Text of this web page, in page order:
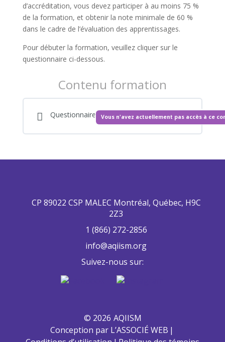
d’accréditation, vous devez participer à au moins 75 %
de la formation, et obtenir la note minimale de 60 %
dans le cadre de l’évaluation des apprentissages.
Pour débuter la formation, veuillez cliquer sur le
questionnaire ci-dessous.
Contenu formation
Questionnaire Vous n'avez actuellement pas accès à ce
CP 89022 CSP MALEC Montréal, Québec, H9C
2Z3
1 (866) 272-2856
info@aqiism.org
Suivez-nous sur:
© 2026 AQIISM
Conception par L’ASSOCIÉ WEB